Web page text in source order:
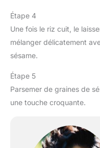
Étape 4
Une fois le riz cuit, le
mélanger délicatement
sésame.
Étape 5
Parsemer de graines de
une touche croquante.